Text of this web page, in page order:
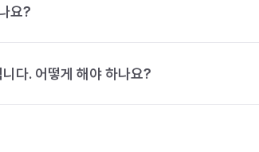
요?
다. 어떻게 해야 하나요?